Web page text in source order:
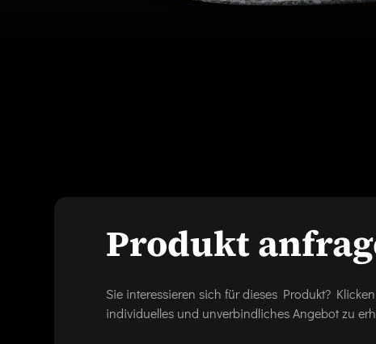
Produkt
Sie interessieren sich für dieses Produkt?
individuelles und unverbindliches Angebot zu